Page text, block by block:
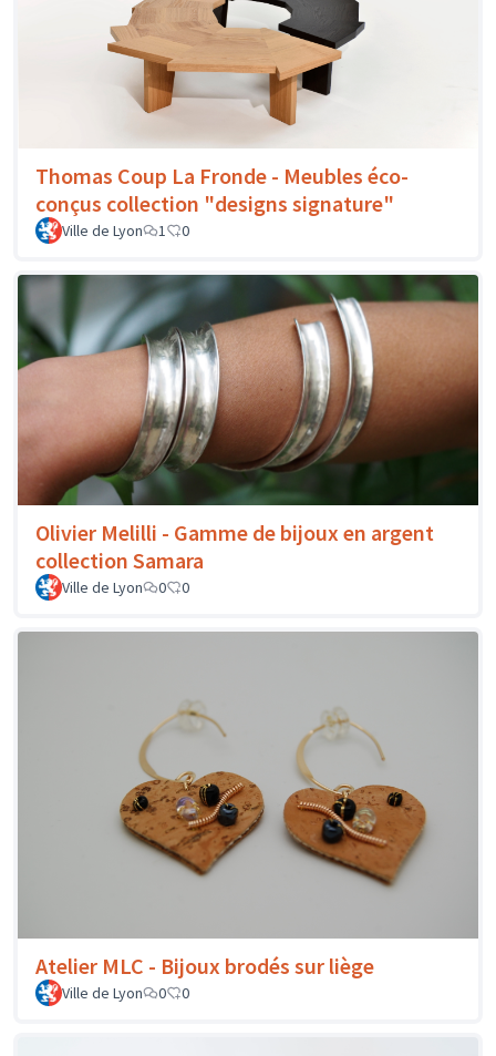
Thomas Coup La Fronde - Meubles éco-
conçus collection "designs signature"
Ville de Lyon 1 0
Olivier Melilli - Gamme de bijoux en argent
collection Samara
Ville de Lyon 0 0
Atelier MLC - Bijoux brodés sur liège
Ville de Lyon 0 0